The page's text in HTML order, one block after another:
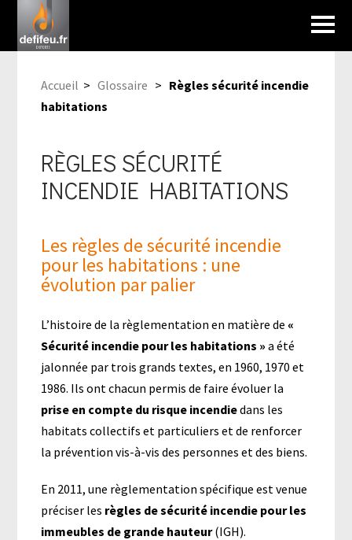
Accueil >Glossaire > Règles sécurité incendie
habitations
RÈGLES SÉCURITÉ
INCENDIE HABITATIONS
Les règles de sécurité incendie
pour les habitations : une
évolution par palier
L’histoire de la règlementation en matière de «
Sécurité incendie pour les habitations » a été
jalonnée par trois grands textes, en 1960, 1970 et
1986. Ils ont chacun permis de faire évoluer la
prise en compte du risque incendiedans les
habitats collectifs et particuliers et de renforcer
la prévention vis-à-vis des personnes et des biens.
En 2011, une règlementation spécifique est venue
préciser les règles de sécurité incendie pour les
immeubles de grande hauteur(IGH).